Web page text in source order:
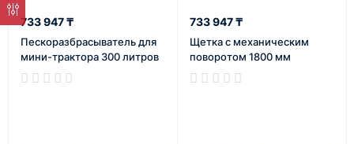
733 947 ₸
Пескоразбрасыватель для
мини-трактора 300 литров
733 947 ₸
Щетка с механическим
поворотом 1800 мм